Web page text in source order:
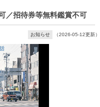
／招待券等無料鑑賞不可
お知らせ （2026-05-12更新）